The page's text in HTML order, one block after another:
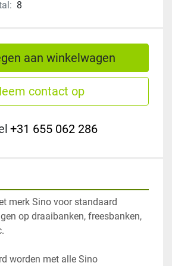
8
aan winkelwagen
contact op
+31 655 062 286
merk Sino voor standaard
op draaibanken, freesbanken,
worden met alle Sino